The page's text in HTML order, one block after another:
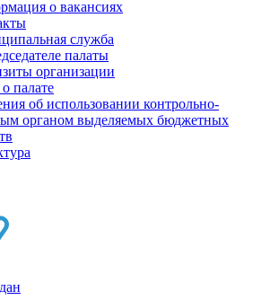
о вакансиях
служба
палаты
организации
палате
об использовании контрольно-
органом выделяемых бюджетных